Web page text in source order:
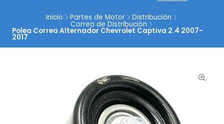
Inicio Partes de Motor Distribución
Correa de Distribución
Polea Correa Alternador Chevrolet Captiva 2.4 2007-
2017